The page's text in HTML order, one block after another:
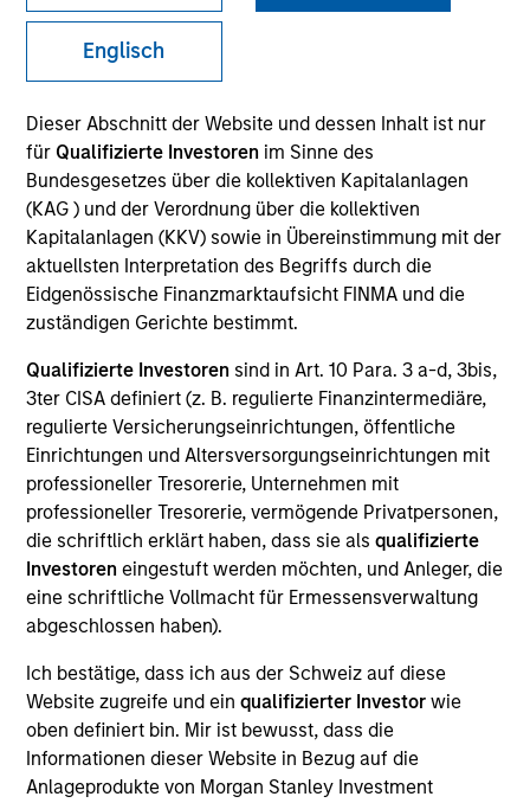
Englisch
Dieser Abschnitt der Website und dessen Inhalt ist nur
für Qualifizierte Investoren im Sinne des
Bundesgesetzes über die kollektiven Kapitalanlagen
(KAG ) und der Verordnung über die kollektiven
Kapitalanlagen (KKV) sowie in Übereinstimmung mit der
aktuellsten Interpretation des Begriffs durch die
Eidgenössische Finanzmarktaufsicht FINMA und die
zuständigen Gerichte bestimmt.
Qualifizierte Investoren sind in Art. 10 Para. 3 a-d, 3bis,
3ter CISA definiert (z. B. regulierte Finanzintermediäre,
regulierte Versicherungseinrichtungen, öffentliche
Einrichtungen und Altersversorgungseinrichtungen mit
professioneller Tresorerie, Unternehmen mit
professioneller Tresorerie, vermögende Privatpersonen,
die schriftlich erklärt haben, dass sie alsqualifizierte
Investoren eingestuft werden möchten, und Anleger, die
eine schriftliche Vollmacht für Ermessensverwaltung
abgeschlossen haben).
Ich bestätige, dass ich aus der Schweiz auf diese
Website zugreife und ein qualifizierter Investor wie
oben definiert bin. Mir ist bewusst, dass die
Informationen dieser Website in Bezug auf die
Anlageprodukte von Morgan Stanley Investment
Quick Facts
Benchmark
U.S. Multifactor – Russell 3000 Global Multifactor –
MSCI ACWI IMI
Insights
Overview
Parametric Multifactor Strategies seek to provide a
performance boost beyond equal-weighting of factors by
monitoring and re-allocating exposure across target
factors based on performance trends. The strategies
offer investors the potential for lower implementation
costs, reduced volatility, and outperformance through
dynamic factor allocation across market cycles.